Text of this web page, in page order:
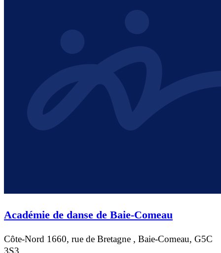
Académie de danse de Baie-Comeau
Côte-Nord 1660, rue de Bretagne , Baie-Comeau, G5C
3S3